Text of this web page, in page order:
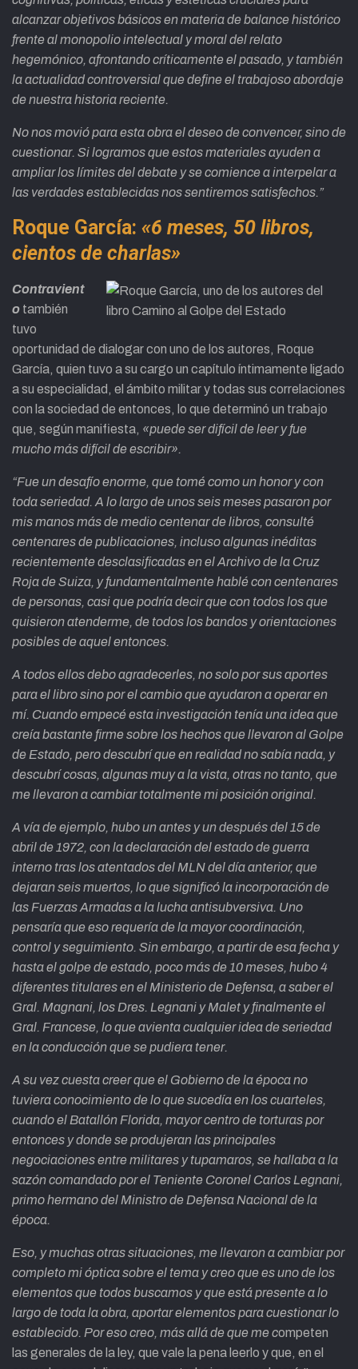
alcanzar objetivos básicos en materia de balance histórico
frente al monopolio intelectual y moral del relato
hegemónico, afrontando críticamente el pasado, y también
la actualidad controversial que define el trabajoso abordaje
de nuestra historia reciente.
No nos movió para esta obra el deseo de convencer, sino de
cuestionar. Si logramos que estos materiales ayuden a
ampliar los límites del debate y se comience a interpelar a
las verdades establecidas nos sentiremos satisfechos.”
Roque García: «6 meses, 50 libros,
cientos de charlas»
Contravient
o también
tuvo
oportunidad de dialogar con uno de los autores, Roque
García, quien tuvo a su cargo un capítulo íntimamente ligado
a su especialidad, el ámbito militar y todas sus correlaciones
con la sociedad de entonces, lo que determinó un trabajo
que, según manifiesta, «puede ser difícil de leer y fue
mucho más difícil de escribir».
“Fue un desafío enorme, que tomé como un honor y con
toda seriedad. A lo largo de unos seis meses pasaron por
mis manos más de medio centenar de libros, consulté
centenares de publicaciones, incluso algunas inéditas
recientemente desclasificadas en el Archivo de la Cruz
Roja de Suiza, y fundamentalmente hablé con centenares
de personas, casi que podría decir que con todos los que
quisieron atenderme, de todos los bandos y orientaciones
posibles de aquel entonces.
A todos ellos debo agradecerles, no solo por sus aportes
para el libro sino por el cambio que ayudaron a operar en
mí. Cuando empecé esta investigación tenía una idea que
creía bastante firme sobre los hechos que llevaron al Golpe
de Estado, pero descubrí que en realidad no sabía nada, y
descubrí cosas, algunas muy a la vista, otras no tanto, que
me llevaron a cambiar totalmente mi posición original.
A vía de ejemplo, hubo un antes y un después del 15 de
abril de 1972, con la declaración del estado de guerra
interno tras los atentados del MLN del día anterior, que
dejaran seis muertos, lo que significó la incorporación de
las Fuerzas Armadas a la lucha antisubversiva. Uno
pensaría que eso requería de la mayor coordinación,
control y seguimiento. Sin embargo, a partir de esa fecha y
hasta el golpe de estado, poco más de 10 meses, hubo 4
diferentes titulares en el Ministerio de Defensa, a saber el
Gral. Magnani, los Dres. Legnani y Malet y finalmente el
Gral. Francese, lo que avienta cualquier idea de seriedad
en la conducción que se pudiera tener.
A su vez cuesta creer que el Gobierno de la época no
tuviera conocimiento de lo que sucedía en los cuarteles,
cuando el Batallón Florida, mayor centro de torturas por
entonces y donde se produjeran las principales
negociaciones entre militares y tupamaros, se hallaba a la
sazón comandado por el Teniente Coronel Carlos Legnani,
primo hermano del Ministro de Defensa Nacional de la
época.
Eso, y muchas otras situaciones, me llevaron a cambiar por
completo mi óptica sobre el tema y creo que es uno de los
elementos que todos buscamos y que está presente a lo
largo de toda la obra, aportar elementos para cuestionar lo
establecido. Por eso creo, más allá de que me competen
las generales de la ley, que vale la pena leerlo y que, en el